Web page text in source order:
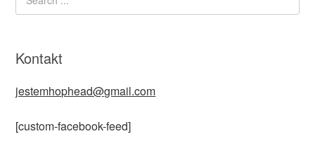
Kontakt
jestemhophead@gmail.com
[custom-facebook-feed]